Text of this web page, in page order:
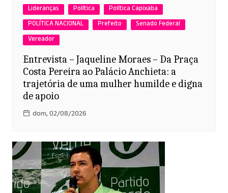
Lideranças
Política
Política Capixaba
POLÍTICA NACIONAL
Prefeito
Senado Federal
Vereador
Entrevista – Jaqueline Moraes – Da Praça
Costa Pereira ao Palácio Anchieta: a
trajetória de uma mulher humilde e digna
de apoio
dom, 02/08/2026